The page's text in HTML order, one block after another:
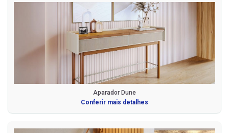
Aparador Dune
Conferir mais detalhes